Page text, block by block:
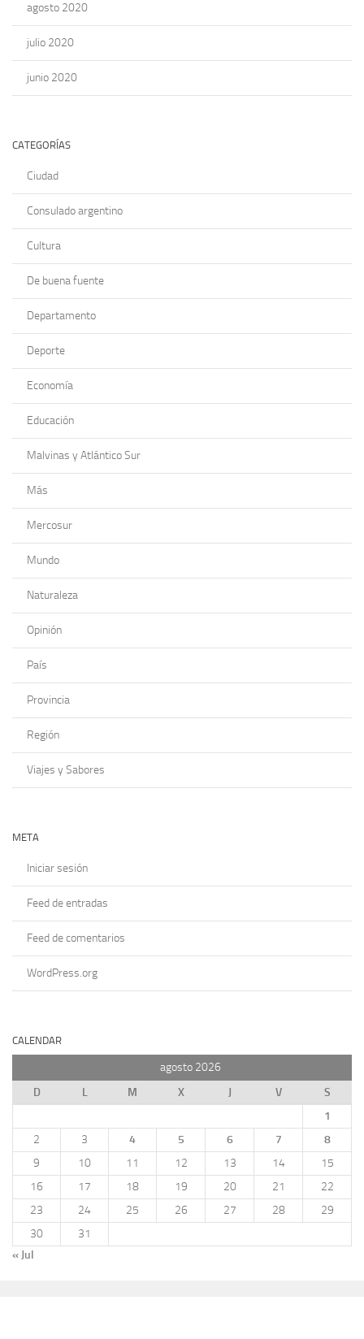
agosto 2020
julio 2020
junio 2020
CATEGORÍAS
Ciudad
Consulado argentino
Cultura
De buena fuente
Departamento
Deporte
Economía
Educación
Malvinas y Atlántico Sur
Más
Mercosur
Mundo
Naturaleza
Opinión
País
Provincia
Región
Viajes y Sabores
META
Iniciar sesión
Feed de entradas
Feed de comentarios
WordPress.org
CALENDAR
agosto 2026
D
L M X J V
S
1
2
3 4 5 6 7
8
9
10 11 12 13 14
15
16
17 18 19 20 21
22
23
24 25 26 27 28
29
30
31
« Jul